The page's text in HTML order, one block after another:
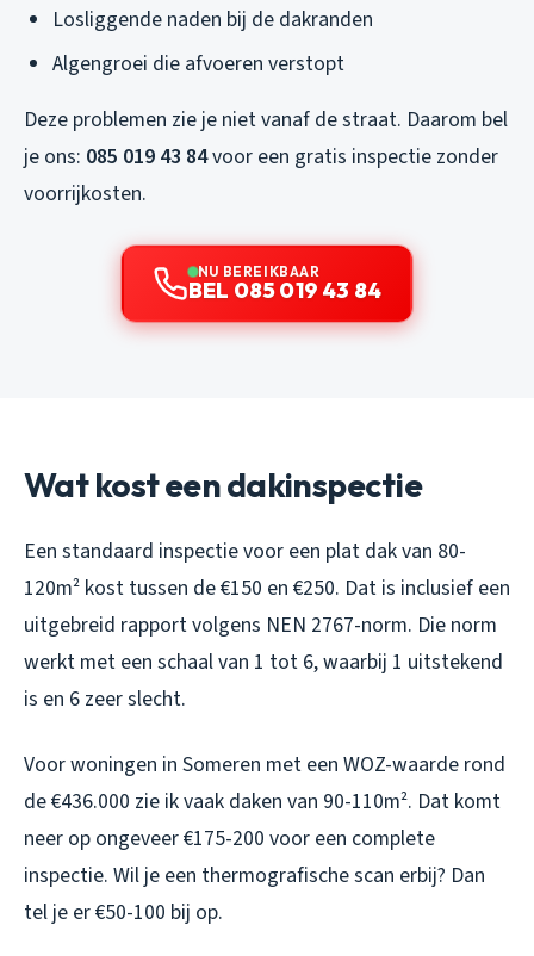
Losliggende naden bij de dakranden
Algengroei die afvoeren verstopt
Deze problemen zie je niet vanaf de straat. Daarom bel
je ons: 085 019 43 84voor een gratis inspectie zonder
voorrijkosten.
NU BEREIKBAAR
BEL 085 019 43 84
Wat kost een dakinspectie
Een standaard inspectie voor een plat dak van 80-
120m² kost tussen de €150 en €250. Dat is inclusief een
uitgebreid rapport volgens NEN 2767-norm. Die norm
werkt met een schaal van 1 tot 6, waarbij 1 uitstekend
is en 6 zeer slecht.
Voor woningen in Someren met een WOZ-waarde rond
de €436.000 zie ik vaak daken van 90-110m². Dat komt
neer op ongeveer €175-200 voor een complete
inspectie. Wil je een thermografische scan erbij? Dan
tel je er €50-100 bij op.